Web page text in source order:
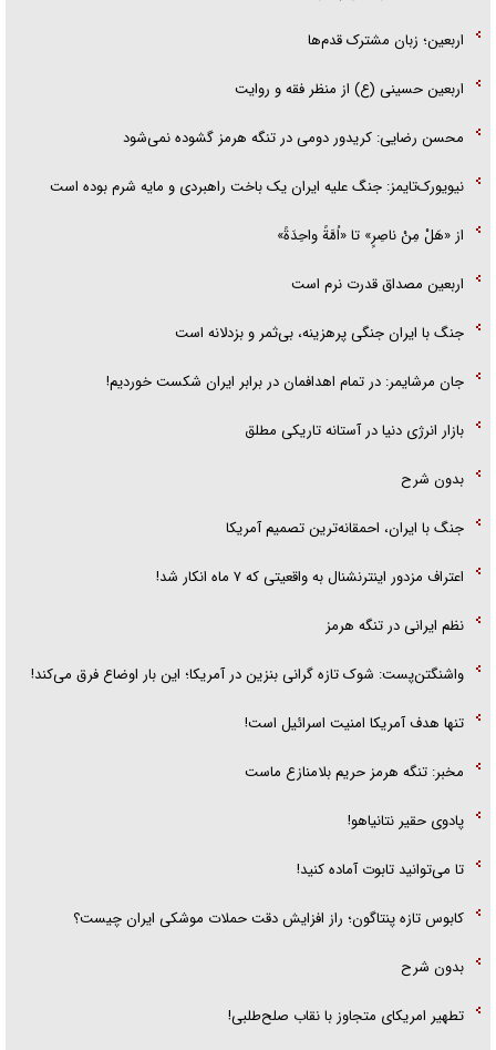
اربعین؛ زبان مشترک قدم‌ها
اربعین حسینی (ع) از منظر فقه و روایت
محسن رضایی: کریدور دومی در تنگه هرمز گشوده نمی‌شود
نیویورک‌تایمز: جنگ علیه ایران یک باخت راهبردی و مایه شرم بوده است
از «هَلْ مِنْ ناصِرٍ» تا «اُمَّةً واحِدَةً»
اربعین مصداق قدرت نرم است
جنگ با ایران جنگی پرهزینه، بی‌ثمر و بزدلانه است
جان مرشایمر: در تمام اهدافمان در برابر ایران شکست خوردیم!
بازار انرژی دنیا در آستانه تاریکی مطلق
بدون شرح
جنگ با ایران، احمقانه‌ترین تصمیم آمریکا
اعتراف مزدور اینترنشنال به واقعیتی که ۷ ماه انکار شد!
نظم ایرانی در تنگه هرمز
واشنگتن‌پست: شوک تازه گرانی بنزین در آمریکا؛ این بار اوضاع فرق می‌کند!
تنها هدف آمریکا امنیت اسرائیل است!
مخبر: تنگه هرمز حریم بلامنازع ماست
پادوی حقیر نتانیاهو!
تا می‌توانید تابوت آماده کنید!
کابوس تازه پنتاگون؛ راز افزایش دقت حملات موشکی ایران چیست؟
بدون شرح
تطهیر امریکای متجاوز با نقاب صلح‌طلبی!